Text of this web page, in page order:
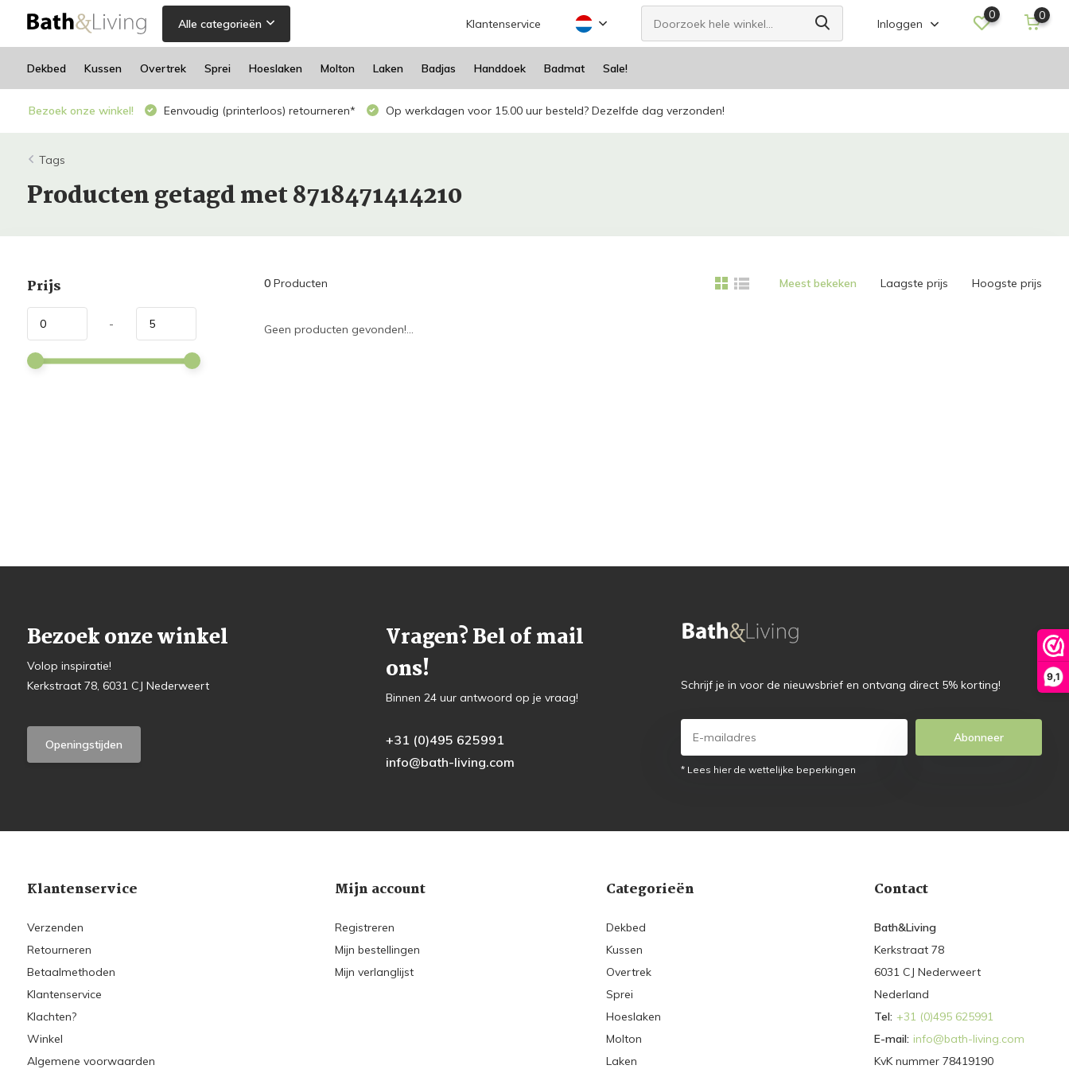
9,1
Alle categorieën Klantenservice Inloggen
0 0
Dekbed Kussen Overtrek Sprei Hoeslaken Molton Laken Badjas Handdoek Badmat Sale!
Bezoek onze winkel! Eenvoudig (printerloos) retourneren* Op werkdagen voor 15.00 uur besteld? Dezelfde dag verzonden!
Tags
Producten getagd met 8718471414210
Prijs
-
0Producten Meest bekeken Laagste prijs Hoogste prijs
Geen producten gevonden!...
Bezoek onze winkel
Volop inspiratie!
Kerkstraat 78, 6031 CJ Nederweert
Openingstijden
Vragen? Bel of mail
ons!
Binnen 24 uur antwoord op je vraag!
+31 (0)495 625991
info@bath-living.com
Schrijf je in voor de nieuwsbrief en ontvang direct 5% korting!
Abonneer
* Lees hier de wettelijke beperkingen
Klantenservice
Verzenden
Retourneren
Betaalmethoden
Klantenservice
Klachten?
Winkel
Algemene voorwaarden
Mijn account
Registreren
Mijn bestellingen
Mijn verlanglijst
Categorieën
Dekbed
Kussen
Overtrek
Sprei
Hoeslaken
Molton
Laken
Contact
Bath&Living
Kerkstraat 78
6031 CJ Nederweert
Nederland
Tel: +31 (0)495 625991
E-mail: info@bath-living.com
KvK nummer 78419190